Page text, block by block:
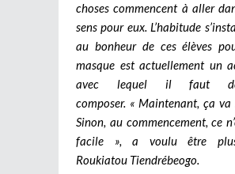
choses commencent à aller
sens pour eux. L’habitude
au bonheur de ces élèves
masque est actuellement un
avec lequel il faut
composer. « Maintenant, ça
Sinon, au commencement, ce
facile », a voulu être
Roukiatou Tiendrébeogo.